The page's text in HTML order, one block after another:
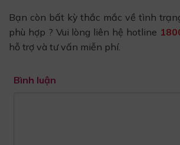
Bạn còn bất kỳ thắc mắc về tình
phù hợp ? Vui lòng liên hệ hotline
hỗ trợ và tư vấn miễn phí.
Bình luận